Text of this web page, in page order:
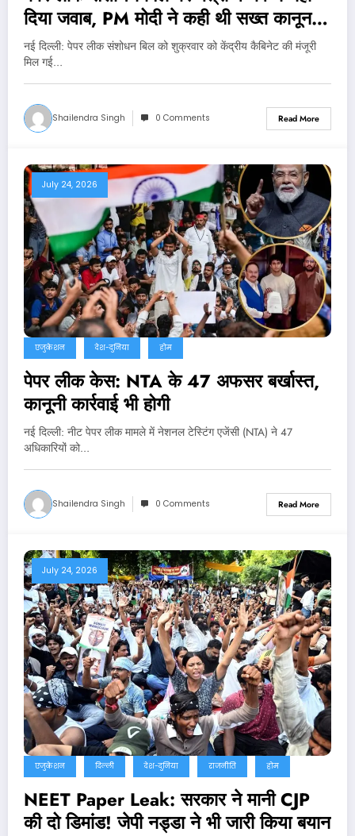
दिया जवाब, PM मोदी ने कही थी सख्त कानून
लाने की बात
नई दिल्‍ली: पेपर लीक संशोधन बिल को शुक्रवार को केंद्रीय कैबिनेट की मंजूरी
मिल गई…
Shailendra Singh 0 Comments Read More
July 24, 2026
एजुकेशन देश-दुनिया होम
पेपर लीक केस: NTA के 47 अफसर बर्खास्त,
कानूनी कार्रवाई भी होगी
नई दिल्‍ली: नीट पेपर लीक मामले में नेशनल टेस्टिंग एजेंसी (NTA) ने 47
अधिकारियों को…
Shailendra Singh 0 Comments Read More
July 24, 2026
एजुकेशन दिल्ली देश-दुनिया राजनीति होम
NEET Paper Leak: सरकार ने मानी CJP
की दो डिमांड! जेपी नड्डा ने भी जारी किया बयान